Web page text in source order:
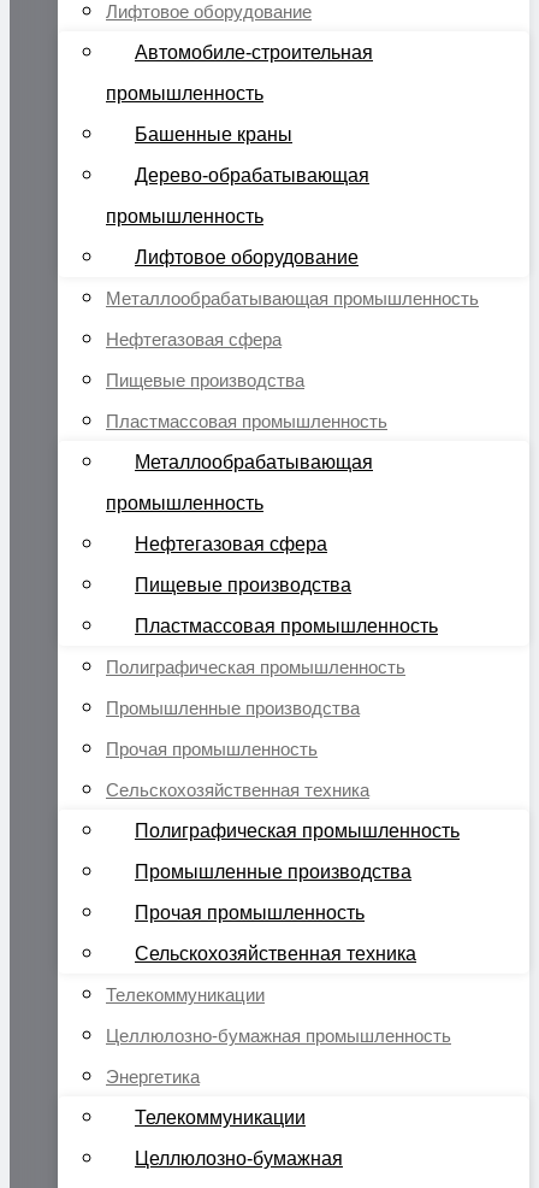
Лифтовое оборудование
Автомобиле-строительная
промышленность
Башенные краны
Дерево-обрабатывающая
промышленность
Лифтовое оборудование
Металлообрабатывающая промышленность
Нефтегазовая сфера
Пищевые производства
Пластмассовая промышленность
Металлообрабатывающая
промышленность
Нефтегазовая сфера
Пищевые производства
Пластмассовая промышленность
Полиграфическая промышленность
Промышленные производства
Прочая промышленность
Сельскохозяйственная техника
Полиграфическая промышленность
Промышленные производства
Прочая промышленность
Сельскохозяйственная техника
Телекоммуникации
Целлюлозно-бумажная промышленность
Энергетика
Телекоммуникации
Целлюлозно-бумажная